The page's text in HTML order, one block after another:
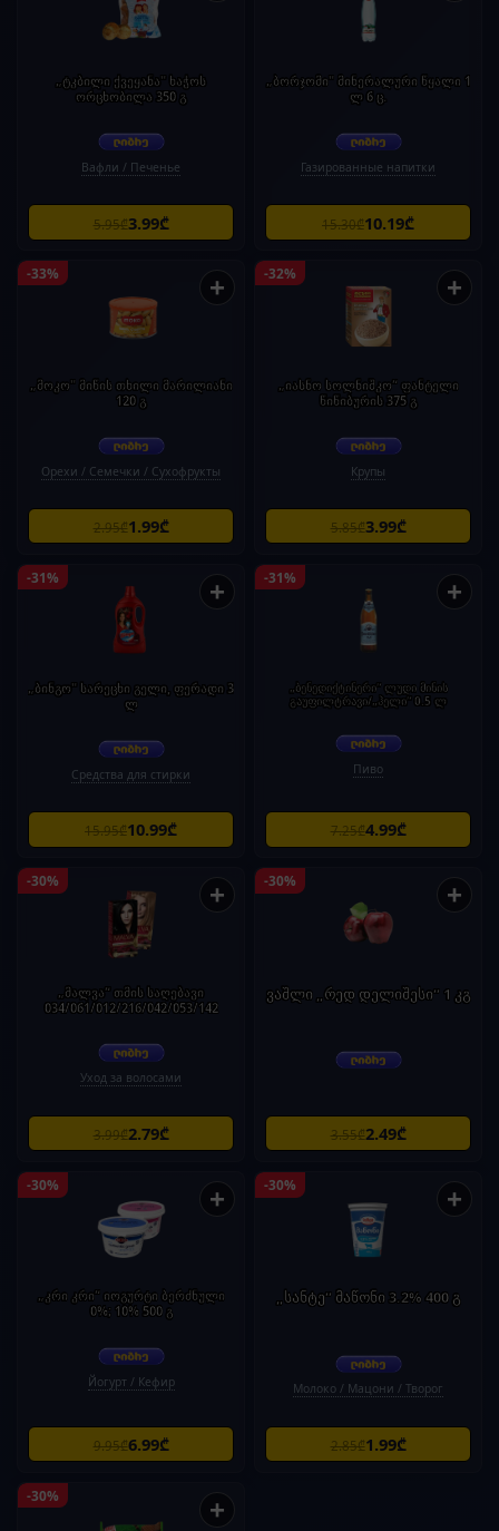
„ტკბილი ქვეყანა" ხაჭოს
ორცხობილა 350 გ
Вафли / Печенье
5.95₾3.99₾
„ბორჯომი" მინერალური წყალი 1
ლ 6 ც.
Газированные напитки
15.30₾10.19₾
-33% +
„მოკო" მიწის თხილი მარილიანი
120 გ
Орехи / Семечки / Сухофрукты
2.95₾1.99₾
-32% +
„იასნო სოლნიშკო“ ფანტელი
წიწიბურის 375 გ
Крупы
5.85₾3.99₾
-31% +
„ბინგო" სარეცხი გელი, ფერადი 3
ლ
Средства для стирки
15.95₾10.99₾
-31% +
„ბენედიქტინერი“ ლუდი მინის
გაუფილტრავი/„ჰელი“ 0.5 ლ
Пиво
7.25₾4.99₾
-30% +
„მალვა“ თმის საღებავი
034/061/012/216/042/053/142
Уход за волосами
3.99₾2.79₾
-30% +
ვაშლი „რედ დელიშესი“ 1 კგ
3.55₾2.49₾
-30% +
„კრი კრი“ იოგურტი ბერძნული
0%; 10% 500 გ
Йогурт / Кефир
9.95₾6.99₾
-30% +
„სანტე“ მაწონი 3.2% 400 გ
Молоко / Мацони / Творог
2.85₾1.99₾
-30% +